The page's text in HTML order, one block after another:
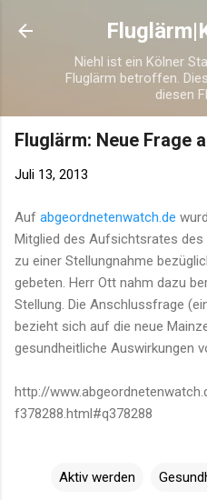
Direkt zum
Niehl ist ein Kölner
Fluglärm betroffen.
diesen
Fluglärm: Neue Frage
Juli 13, 2013
Auf abgeordnetenwatch.de
Mitglied des Aufsichtsrates
zu einer Stellungnahme
gebeten. Herr Ott nahm dazu
Stellung. Die Anschlussfrage
bezieht sich auf die neue
gesundheitliche Auswirkungen
http://
f378288.html#q378288
Aktiv werden